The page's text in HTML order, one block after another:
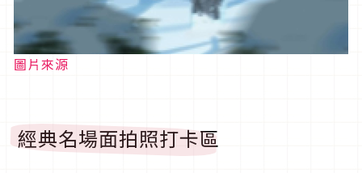
圖片來源
經典名場面拍照打卡區